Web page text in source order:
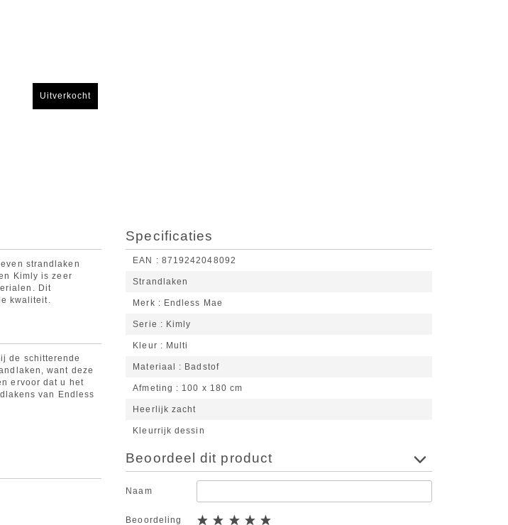
Uitverkocht
strandlaken
Kimly is zeer
Dit
kwaliteit.
de schitterende
want deze
ervoor dat u het
van Endless
Specificaties
EAN 8719242048092
Strandlaken
Merk Endless Mae
Serie Kimly
Kleur Multi
Materiaal Badstof
Afmeting 100 x 180 cm
Heerlijk zacht
Kleurrijk dessin
Beoordeel dit product
Naam
Beoordeling